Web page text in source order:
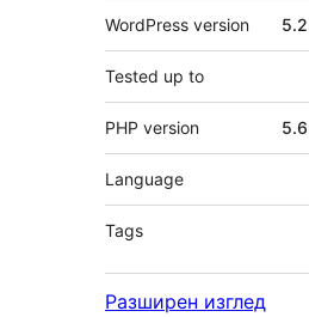
WordPress version
Tested up to
PHP version
Language
Tags
Разширен изглед